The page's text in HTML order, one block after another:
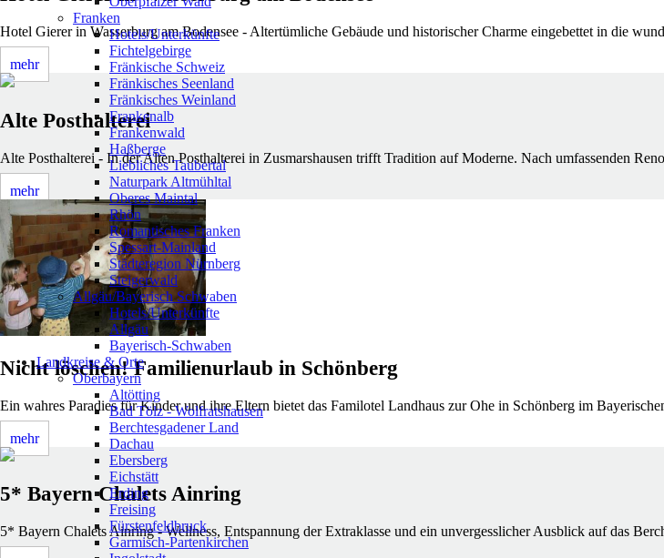
Hotel Gierer in Wasserburg am Bodensee - Altertümliche Gebäude und historischer Charme eingebettet in die
mehr
Alte Posthalterei
Alte Posthalterei - In der Alten Posthalterei in Zusmarshausen trifft Tradition auf Moderne. Nach umfassenden
mehr
Nicht löschen! Familienurlaub in Schönberg
Ein wahres Paradies für Kinder und ihre Eltern bietet das Familotel Landhaus zur Ohe in Schönberg im
mehr
5* Bayern Chalets Ainring
5* Bayern Chalets Ainring - Wellness, Entspannung der Extraklasse und ein unvergesslicher Ausblick auf das
Franken
Hotels/Unterkünfte
Fichtelgebirge
Fränkische Schweiz
Fränkisches Seenland
Fränkisches Weinland
Frankenalb
Frankenwald
Haßberge
Liebliches Taubertal
Naturpark Altmühltal
Oberes Maintal
Rhön
Romantisches Franken
Spessart-Mainland
Städteregion Nürnberg
Steigerwald
Allgäu/Bayerisch Schwaben
Hotels/Unterkünfte
Allgäu
Bayerisch-Schwaben
Landkreise & Orte
Oberbayern
Altötting
Bad Tölz - Wolfratshausen
Berchtesgadener Land
Dachau
Ebersberg
Eichstätt
Erding
Freising
Fürstenfeldbruck
Garmisch-Partenkirchen